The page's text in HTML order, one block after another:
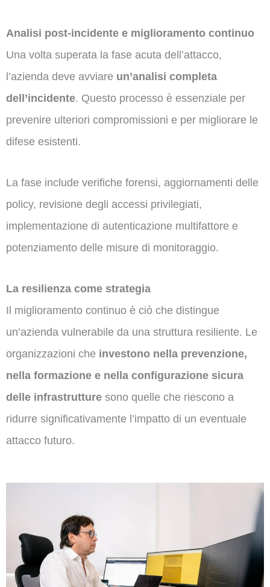
Analisi post-incidente e miglioramento continuo
Una volta superata la fase acuta dell’attacco,
l’azienda deve avviare un’analisi completa
dell’incidente. Questo processo è essenziale per
prevenire ulteriori compromissioni e per migliorare le
difese esistenti.
La fase include verifiche forensi, aggiornamenti delle
policy, revisione degli accessi privilegiati,
implementazione di autenticazione multifattore e
potenziamento delle misure di monitoraggio.
La resilienza come strategia
Il miglioramento continuo è ciò che distingue
un’azienda vulnerabile da una struttura resiliente. Le
organizzazioni che investono nella prevenzione,
nella formazione e nella configurazione sicura
delle infrastrutture sono quelle che riescono a
ridurre significativamente l’impatto di un eventuale
attacco futuro.